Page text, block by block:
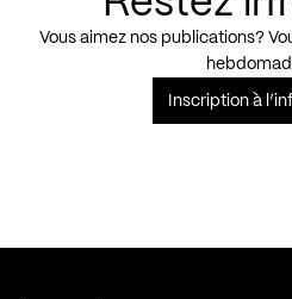
Vous aimez nos publications?
Inscription à